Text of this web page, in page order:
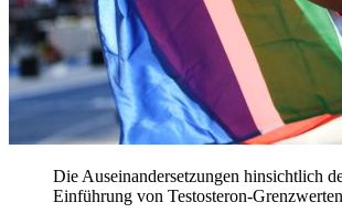
Die Auseinandersetzungen hinsichtlich
Einführung von Testosteron-